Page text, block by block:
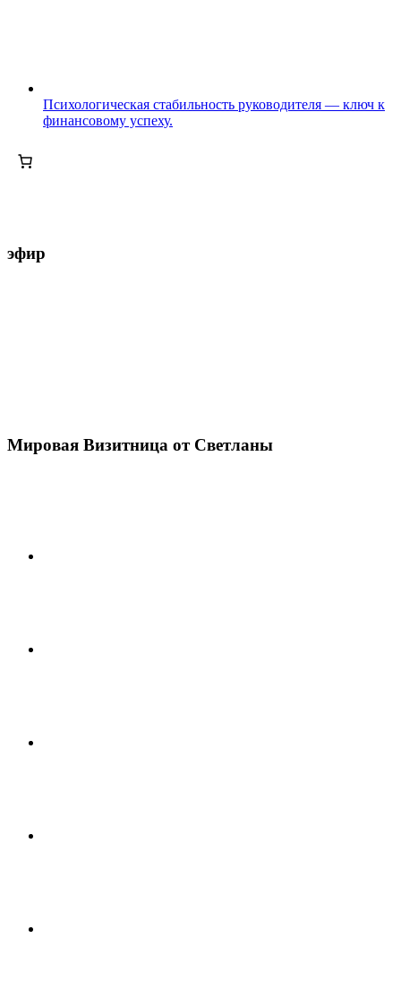
Психологическая стабильность руководителя — ключ к
финансовому успеху.
эфир
Мировая Визитница от Светланы